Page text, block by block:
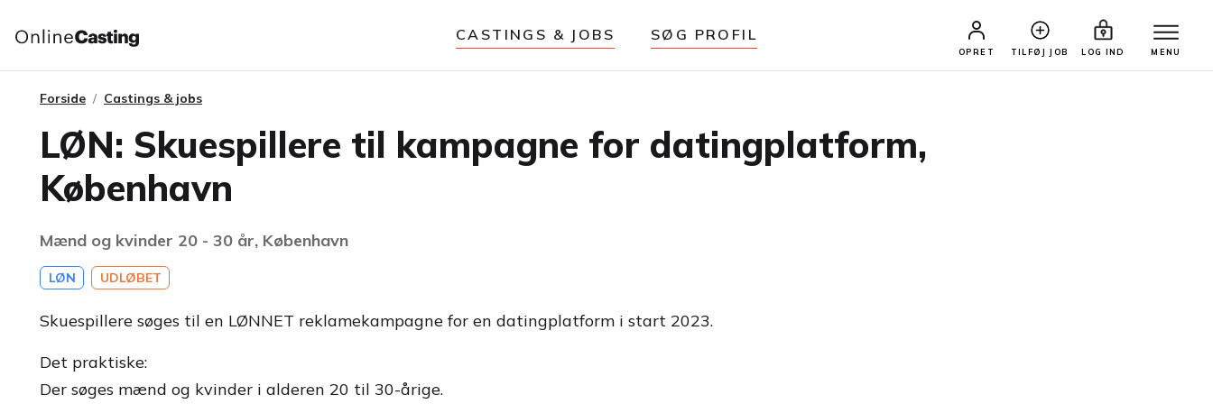
CASTINGS & JOBS SØG PROFIL
OPRET TILFØJ JOB LOG IND MENU
Forside Castings & jobs
LØN: Skuespillere til kampagne for datingplatform,
København
Mænd og kvinder 20 - 30 år, København
LØN UDLØBET
Skuespillere søges til en LØNNET reklamekampagne for en datingplatform i start 2023.
Det praktiske:
Der søges mænd og kvinder i alderen 20 til 30-årige.